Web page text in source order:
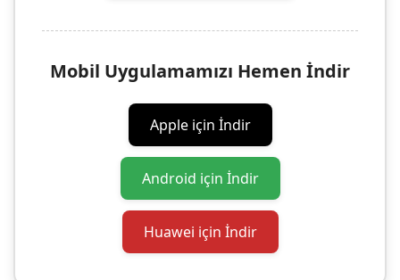
Mobil Uygulamamızı Hemen İndir
Apple için İndir
Android için İndir
Huawei için İndir